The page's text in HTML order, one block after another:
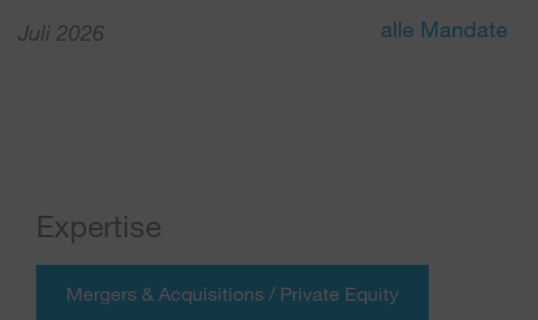
Juli 2026
alle Mandate
Expertise
Mergers & Acquisitions / Private Equity